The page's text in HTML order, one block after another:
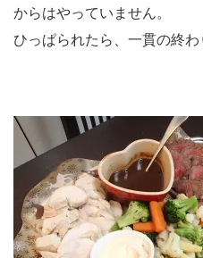
からはやっていません。
ひっぱられたら、一貫の終わ